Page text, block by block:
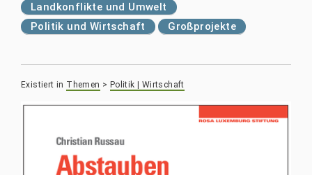
Landkonflikte und Umwelt
Politik und Wirtschaft
Großprojekte
Existiert in Themen > Politik | Wirtschaft